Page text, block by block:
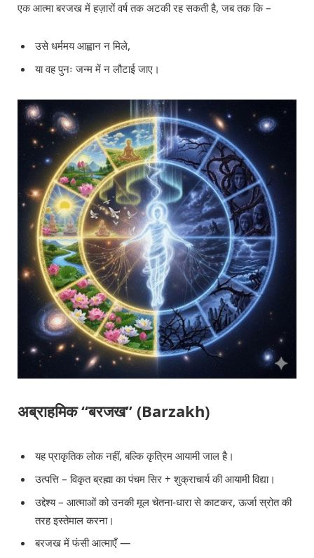
एक आत्मा बरजख में हज़ारों वर्ष तक अटकी रह सकती है, जब तक कि –
उसे धर्ममय आह्वान न मिले,
या वह पुनः जन्म में न लौटाई जाए।
अब्राहमिक “बरजख” (Barzakh)
यह प्राकृतिक लोक नहीं, बल्कि कृत्रिम आयामी जाल है।
उत्पत्ति – विकृत ब्रह्मा का पंचम सिर + शुक्राचार्य की आयामी विद्या।
उद्देश्य – आत्माओं को उनकी मूल चेतना-धारा से काटकर, ऊर्जा स्रोत की
तरह इस्तेमाल करना।
बरजख में फंसी आत्माएँ —